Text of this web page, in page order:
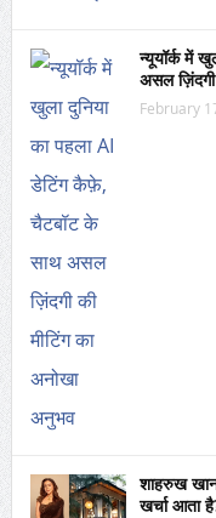
न्यूयॉर्क में
असल
February
शाहरुख खान
खर्चा आता